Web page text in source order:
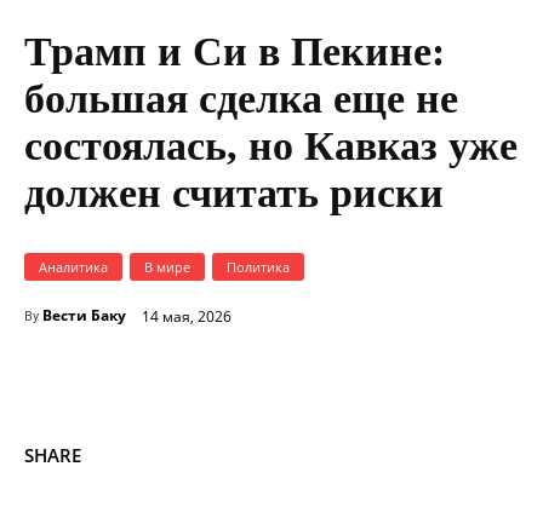
Трамп и Си в Пекине:
большая сделка еще не
состоялась, но Кавказ уже
должен считать риски
Аналитика В мире Политика
By Вести Баку 14 мая, 2026
SHARE